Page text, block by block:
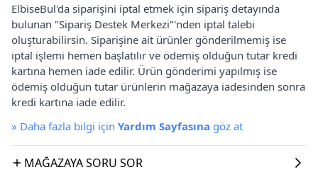
ElbiseBul'da siparişini iptal etmek için sipariş detayında
bulunan "Sipariş Destek Merkezi"'nden iptal talebi
oluşturabilirsin. Siparişine ait ürünler gönderilmemiş ise
iptal işlemi hemen başlatılır ve ödemiş olduğun tutar kredi
kartına hemen iade edilir. Ürün gönderimi yapılmış ise
ödemiş olduğun tutar ürünlerin mağazaya iadesinden sonra
kredi kartına iade edilir.
» Daha fazla bilgi için Yardım Sayfasına göz at
MAĞAZAYA SORU SOR